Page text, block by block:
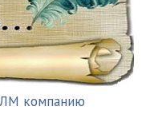
компанию